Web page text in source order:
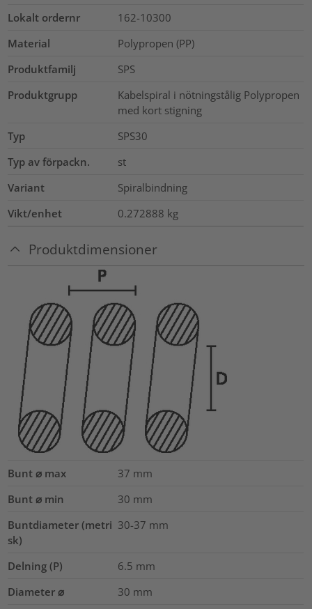
Lokalt ordernr
162-10300
Material
Polypropen (PP)
Produktfamilj
SPS
Produktgrupp
Kabelspiral i nötningstålig Polypropen
med kort stigning
Typ
SPS30
Typ av förpackn.
st
Variant
Spiralbindning
Vikt/enhet
0.272888 kg
Produktdimensioner
Bunt ⌀ max 37 mm
Bunt ⌀ min
30 mm
Buntdiameter (metri
sk)
30-37 mm
Delning (P) 6.5 mm
Diameter ⌀
30 mm